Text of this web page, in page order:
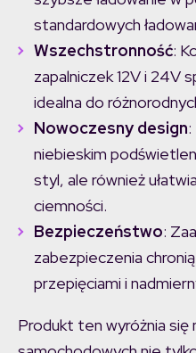
standardowych
Wszechstronność:
zapalniczek 12V i 24V
idealna do
Nowoczesny design
niebieskim
styl, ale również
ciemności.
Bezpieczeństwo:
zabezpieczenia
przepięciami i
Produkt ten wyróżnia się